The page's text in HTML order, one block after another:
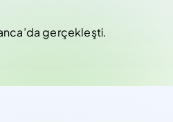
gerçekleşti.